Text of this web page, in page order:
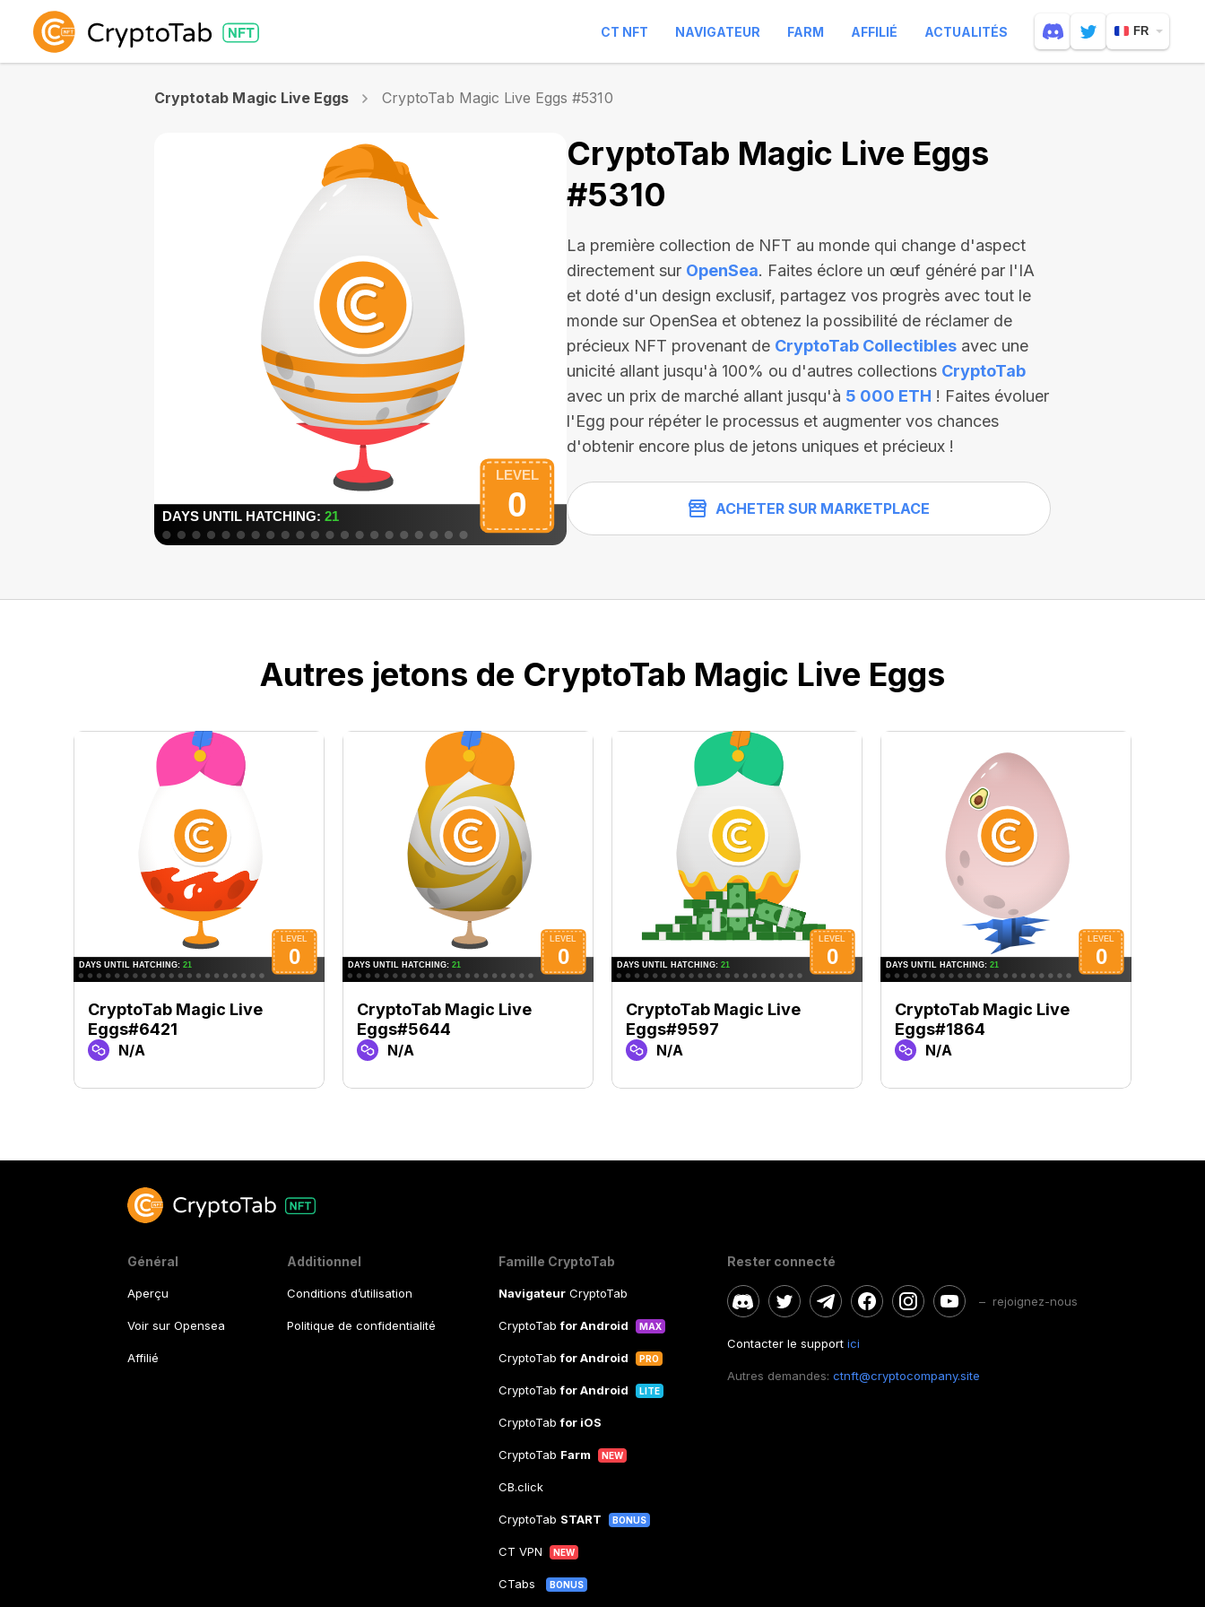
CT NFT NAVIGATEUR FARM AFFILIÉ ACTUALITÉS FR
Cryptotab Magic Live Eggs CryptoTab Magic Live Eggs #5310
CryptoTab Magic Live Eggs
#5310
La première collection de NFT au monde qui change d'aspect
directement sur OpenSea. Faites éclore un œuf généré par l'IA
et doté d'un design exclusif, partagez vos progrès avec tout le
monde sur OpenSea et obtenez la possibilité de réclamer de
précieux NFT provenant de CryptoTab Collectibles avec une
unicité allant jusqu'à 100% ou d'autres collections CryptoTab
avec un prix de marché allant jusqu'à 5 000 ETH ! Faites évoluer
l'Egg pour répéter le processus et augmenter vos chances
d'obtenir encore plus de jetons uniques et précieux !
ACHETER SUR MARKETPLACE
Autres jetons de CryptoTab Magic Live Eggs
CryptoTab Magic Live
Eggs#6421
N/A
CryptoTab Magic Live
Eggs#5644
N/A
CryptoTab Magic Live
Eggs#9597
N/A
CryptoTab Magic Live
Eggs#1864
N/A
Général
Aperçu
Voir sur Opensea
Affilié
Additionnel
Conditions d’utilisation
Politique de confidentialité
Famille CryptoTab
NavigateurCryptoTab
CryptoTabfor Android MAX
CryptoTabfor Android PRO
CryptoTabfor Android LITE
CryptoTabfor iOS
CryptoTab Farm NEW
CB.click
CryptoTab START BONUS
CT VPN NEW
CTabs BONUS
Rester connecté
– rejoignez-nous
Contacter le support ici
Autres demandes: ctnft@cryptocompany.site